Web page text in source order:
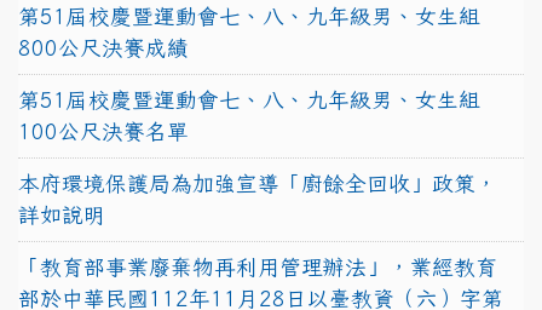
第51屆校慶暨運動會七、八、九年級男、女生組
800公尺決賽成績
第51屆校慶暨運動會七、八、九年級男、女生組
100公尺決賽名單
本府環境保護局為加強宣導「廚餘全回收」政策，
詳如說明
「教育部事業廢棄物再利用管理辦法」，業經教育
部於中華民國112年11月28日以臺教資（六）字第